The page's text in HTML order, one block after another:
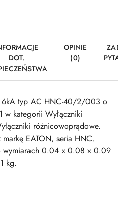
DOT.
OPINIE
(0)
6kA typ AC HNC-40/2/003 o
w kategorii Wyłączniki
różnicowoprądowe.
EATON, seria HNC.
wymiarach 0.04 x 0.08 x 0.09
kg.